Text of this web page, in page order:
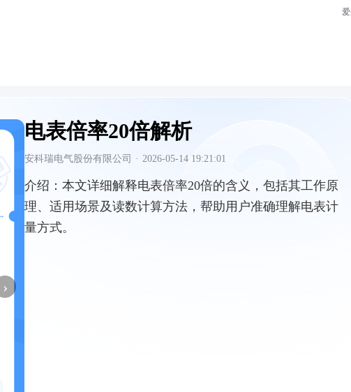
›
电表倍率20倍解析
安科瑞电气股份有限公司 · 2026-05-14 19:21:01
介绍： 本文详细解释电表倍率20倍的含义，包括其工作原
理、适用场景及读数计算方法，帮助用户准确理解电表计
量方式。